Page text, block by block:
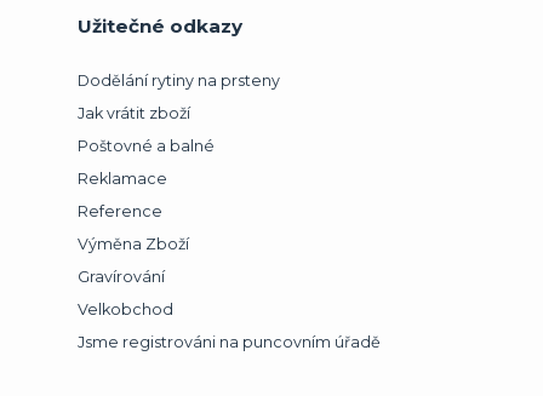
Užitečné odkazy
Dodělání rytiny na prsteny
Jak vrátit zboží
Poštovné a balné
Reklamace
Reference
Výměna Zboží
Gravírování
Velkobchod
Jsme registrováni na puncovním úřadě